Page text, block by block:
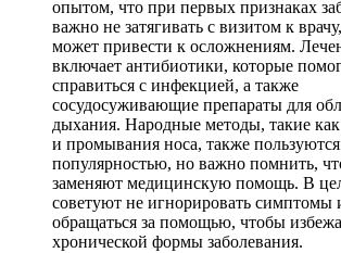
опытом, что при первых признаках
важно не затягивать с визитом к
может привести к осложнениям.
включает антибиотики, которые
справиться с инфекцией, а также
сосудосуживающие препараты для
дыхания. Народные методы, такие
и промывания носа, также пользуются
популярностью, но важно помнить,
заменяют медицинскую помощь. В
советуют не игнорировать симптомы
обращаться за помощью, чтобы
хронической формы заболевания.